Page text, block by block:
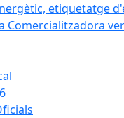
etiquetatge
Comercialitzadora